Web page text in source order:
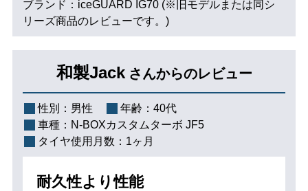
ブランド：iceGUARD IG70 (※旧モデルまたは同シ
リーズ商品のレビューです。)
和製Jack さんからのレビュー
性別： 男性 年齢： 40代
車種： N-BOXカスタムターボ JF5
タイヤ使用月数： 1ヶ月
耐久性より性能